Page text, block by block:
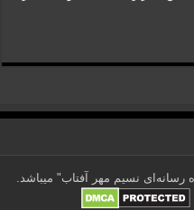
کلیه حقوق مادی و معنوی متعلق به "گروه رسانه‌ای نسیم مهر آفتاب" می‎باشد.